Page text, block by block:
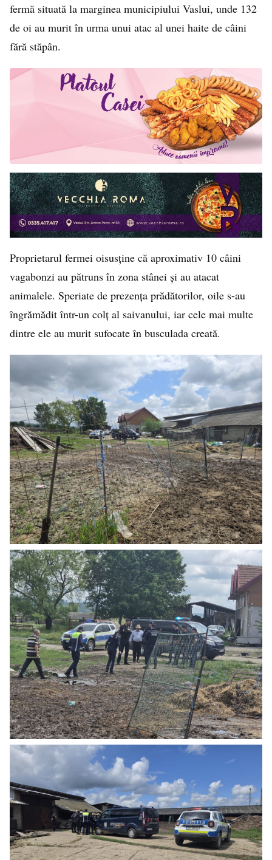
fermă situată la marginea municipiului Vaslui, unde 132
de oi au murit în urma unui atac al unei haite de câini
fără stăpân.
Proprietarul fermei oisusține că aproximativ 10 câini
vagabonzi au pătruns în zona stânei și au atacat
animalele. Speriate de prezența prădătorilor, oile s-au
îngrămădit într-un colț al saivanului, iar cele mai multe
dintre ele au murit sufocate în busculada creată.